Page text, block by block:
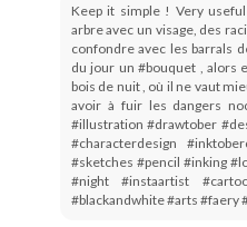
Keep it simple ! Very
arbre avec un visage, des
confondre avec les barrals
du jour un #bouquet , alors
bois de nuit , où il ne vaut
avoir à fuir les dangers
#illustration #drawtober
#characterdesign
#sketches #pencil #inking
#night #instaartist
#blackandwhite #arts #faery